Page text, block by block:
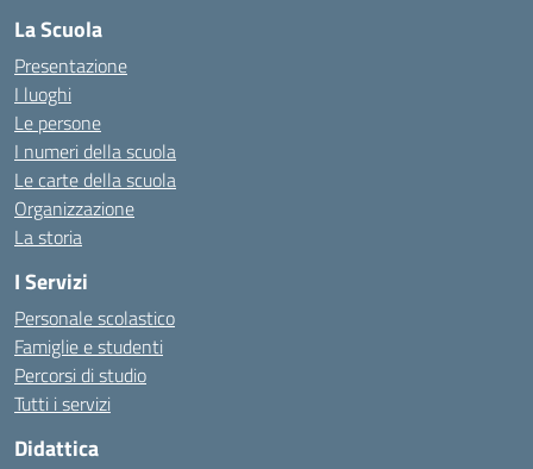
La Scuola
Presentazione
I luoghi
Le persone
I numeri della scuola
Le carte della scuola
Organizzazione
La storia
I Servizi
Personale scolastico
Famiglie e studenti
Percorsi di studio
Tutti i servizi
Didattica